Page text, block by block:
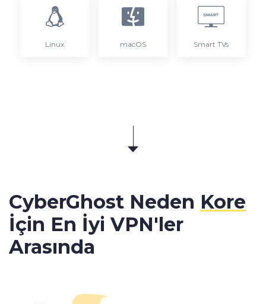
Linux macOS Smart TVs
CyberGhost Neden Kore
İçin En İyi VPN'ler
Arasında